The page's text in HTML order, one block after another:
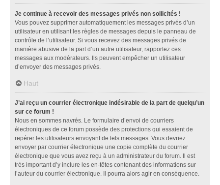
Je continue à recevoir des messages privés non sollicités !
Vous pouvez supprimer automatiquement les messages privés d’un
utilisateur en utilisant les règles de messages depuis le panneau de
contrôle de l’utilisateur. Si vous recevez des messages privés de
manière abusive de la part d’un autre utilisateur, rapportez ces
messages aux modérateurs. Ils peuvent empêcher un utilisateur
d’envoyer des messages privés.
Haut
J’ai reçu un courrier électronique indésirable de la part de quelqu’un
sur ce forum !
Nous en sommes navrés. Le formulaire d’envoi de courriers
électroniques de ce forum possède des protections qui essaient de
repérer les utilisateurs envoyant de tels messages. Vous devriez
envoyer par courrier électronique une copie complète du courrier
électronique que vous avez reçu à un administrateur du forum. Il est
très important d’y inclure les en-têtes contenant des informations sur
l’auteur du courrier électronique. Il pourra alors agir en conséquence.